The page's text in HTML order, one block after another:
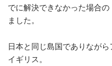
でに解決できなかった場合
ました。
日本と同じ島国でありなが
イギリス。